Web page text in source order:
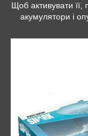
Щоб активувати її,
акумулятори і